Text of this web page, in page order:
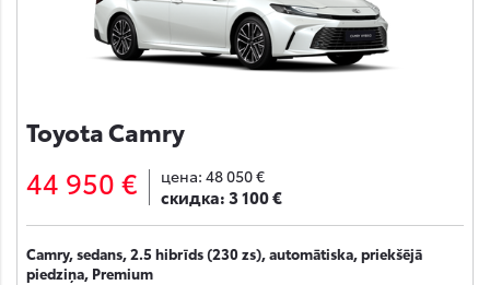
Toyota Camry
44 950 € цена: 48 050 €
скидка:3 100 €
Camry, sedans, 2.5 hibrīds (230 zs), automātiska, priekšējā
piedziņa, Premium